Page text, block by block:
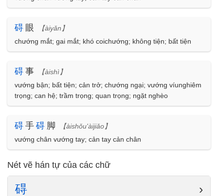
碍 眼
【àiyǎn】
chướng mắt; gai mắt; khó coichướng; không tiện; bất tiện
碍 事
【àishì】
vướng bận; bất tiện; cản trở; chướng ngại; vướng víunghiêm
trọng; can hệ; trầm trọng; quan trọng; ngặt nghèo
碍 手 碍 脚
【àishǒu'àijiǎo】
vướng chân vướng tay; cản tay cản chân
Nét vẽ hán tự của các chữ
碍 ›